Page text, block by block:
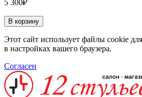
5 300₽
В корзину
Этот сайт использует файлы cookie
в настройках вашего браузера.
Согласен